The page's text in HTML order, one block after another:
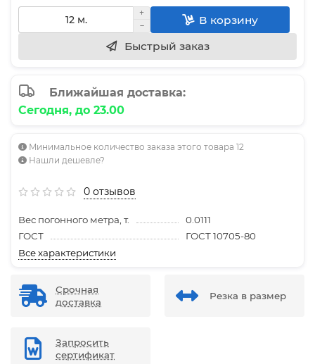
В корзину
Быстрый заказ
Ближайшая доставка:
Сегодня, до 23.00
Минимальное количество заказа этого товара 12
Нашли дешевле?
0 отзывов
Вес погонного метра, т.
0.0111
ГОСТ
ГОСТ 10705-80
Все характеристики
Срочная
доставка
Резка в размер
Запросить
сертификат